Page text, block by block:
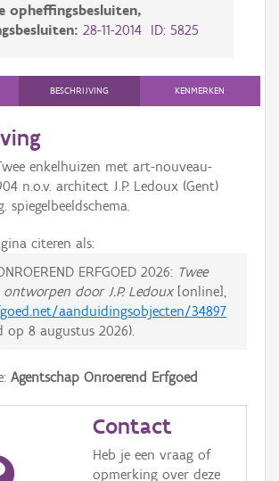
opheffingsbesluiten,
28-11-2014 ID: 5825
BESCHRIJVING KENMERKEN
enkelhuizen met art-nouveau-
n.o.v. architect J.P. Ledoux (Gent)
spiegelbeeldschema.
citeren als:
ERFGOED 2026: Twee
door J.P. Ledoux[online],
aanduidingsobjecten/34897
op 8 augustus 2026).
Agentschap Onroerend Erfgoed
Contact
Heb je een vraag of
opmerking over deze